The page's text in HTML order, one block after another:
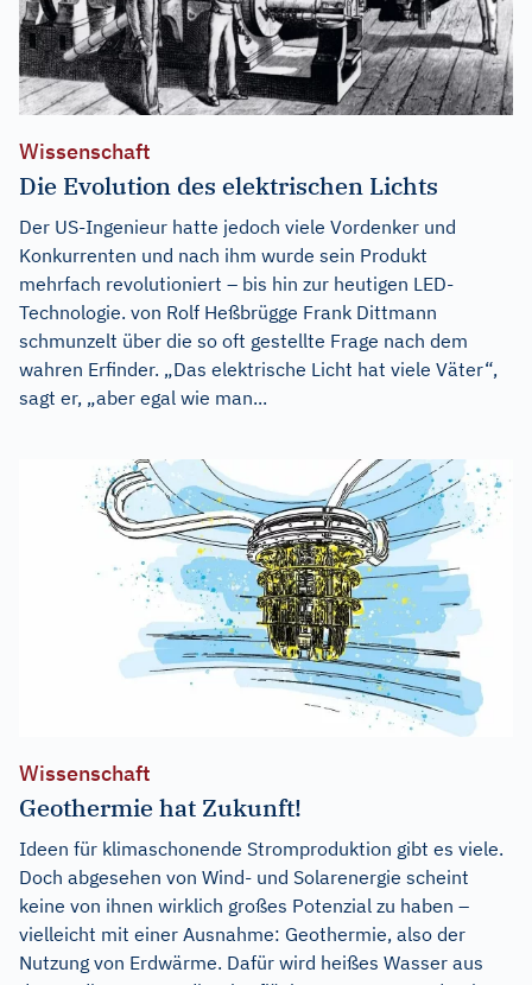
Wissenschaft
Die Evolution des elektrischen Lichts
Der US-Ingenieur hatte jedoch viele Vordenker und
Konkurrenten und nach ihm wurde sein Produkt
mehrfach revolutioniert – bis hin zur heutigen LED-
Technologie. von Rolf Heßbrügge Frank Dittmann
schmunzelt über die so oft gestellte Frage nach dem
wahren Erfinder. „Das elektrische Licht hat viele Väter“,
sagt er, „aber egal wie man...
Wissenschaft
Geothermie hat Zukunft!
Ideen für klimaschonende Stromproduktion gibt es viele.
Doch abgesehen von Wind- und Solarenergie scheint
keine von ihnen wirklich großes Potenzial zu haben –
vielleicht mit einer Ausnahme: Geothermie, also der
Nutzung von Erdwärme. Dafür wird heißes Wasser aus